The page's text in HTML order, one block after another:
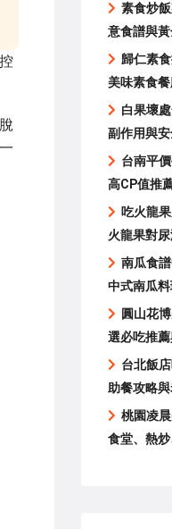
素食炒
意食譜與
歸仁素
美味素食
白果壞
副作用與
台南平
高CP值推
吃火龍
火龍果對
南瓜食
中式南瓜
圓山花
選必吃推
台北飯
助餐攻略
桃園凌
食堂、熱